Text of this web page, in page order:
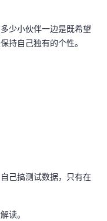
少小伙伴一边是既希望
持自己独有的个性。
己搞测试数据，只有在
读。